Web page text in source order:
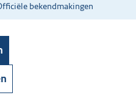
bekendmakingen